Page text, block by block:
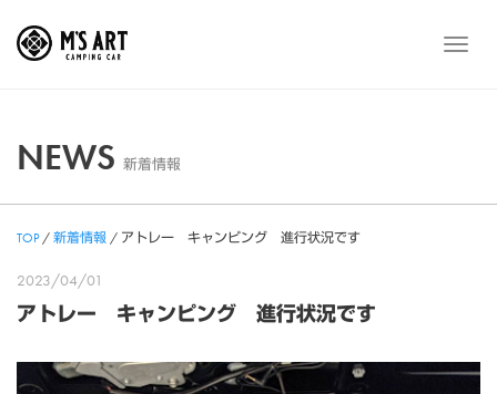
メ
NEWS 新着情報
TOP/新着情報 / アトレー キャンピング 進行状況です
2023/04/01
アトレー キャンピング 進行状況です